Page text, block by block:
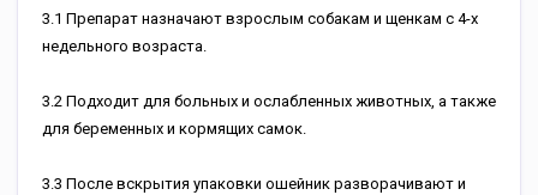
3.1 Препарат назначают взрослым собакам и щенкам с 4-x
недельного возраста.
3.2 Подходит для больных и ослабленных животных, а также
для беременных и кормящих самок.
3.3 После вскрытия упаковки ошейник разворачивают и